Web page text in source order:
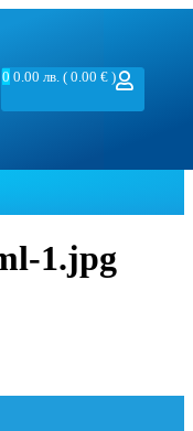
0 0.00лв. ( 0.00 € )
1.jpg